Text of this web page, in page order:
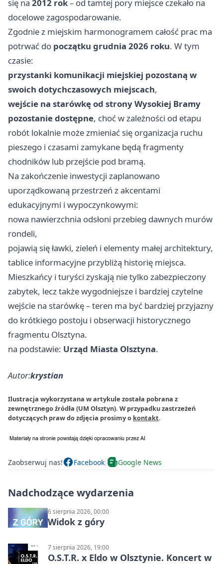
się na 2012 rok– od tamtej pory miejsce czekało na
docelowe zagospodarowanie.
Zgodnie z miejskim harmonogramem całość prac ma
potrwać do początku grudnia 2026 roku. W tym
czasie:
przystanki komunikacji miejskiej pozostaną w
swoich dotychczasowych miejscach,
wejście na starówkę od strony Wysokiej Bramy
pozostanie dostępne, choć w zależności od etapu
robót lokalnie może zmieniać się organizacja ruchu
pieszego i czasami zamykane będą fragmenty
chodników lub przejście pod bramą.
Na zakończenie inwestycji zaplanowano
uporządkowaną przestrzeń z akcentami
edukacyjnymi i wypoczynkowymi:
nowa nawierzchnia odsłoni przebieg dawnych murów
rondeli,
pojawią się ławki, zieleń i elementy małej architektury,
tablice informacyjne przybliżą historię miejsca.
Mieszkańcy i turyści zyskają nie tylko zabezpieczony
zabytek, lecz także wygodniejsze i bardziej czytelne
wejście na starówkę – teren ma być bardziej przyjazny
do krótkiego postoju i obserwacji historycznego
fragmentu Olsztyna.
na podstawie: Urząd Miasta Olsztyna.
Autor:krystian
Ilustracja wykorzystana w artykule została pobrana z
zewnętrznego źródła (UM Olsztyn). W przypadku zastrzeżeń
dotyczących praw do zdjęcia prosimy o kontakt.
Zaobserwuj nas! Facebook Google News
Nadchodzące wydarzenia
6 sierpnia 2026, 00:00
Widok z góry
7 sierpnia 2026, 19:00
O.S.T.R. x Eldo w Olsztynie. Koncert w